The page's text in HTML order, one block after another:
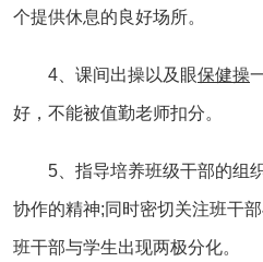
个提供休息的良好场所。
4、课间出操以及眼保健操
好，不能被值勤老师扣分。
5、指导培养班级干部的组
协作的精神;同时密切关注班干
班干部与学生出现两极分化。